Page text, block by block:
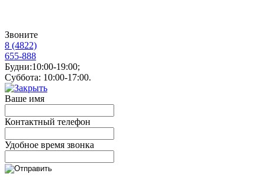
Звоните
8 (4822)
655-888
Будни:10:00-19:00;
Суббота: 10:00-17:00.
Ваше имя
Контактный телефон
Удобное время звонка